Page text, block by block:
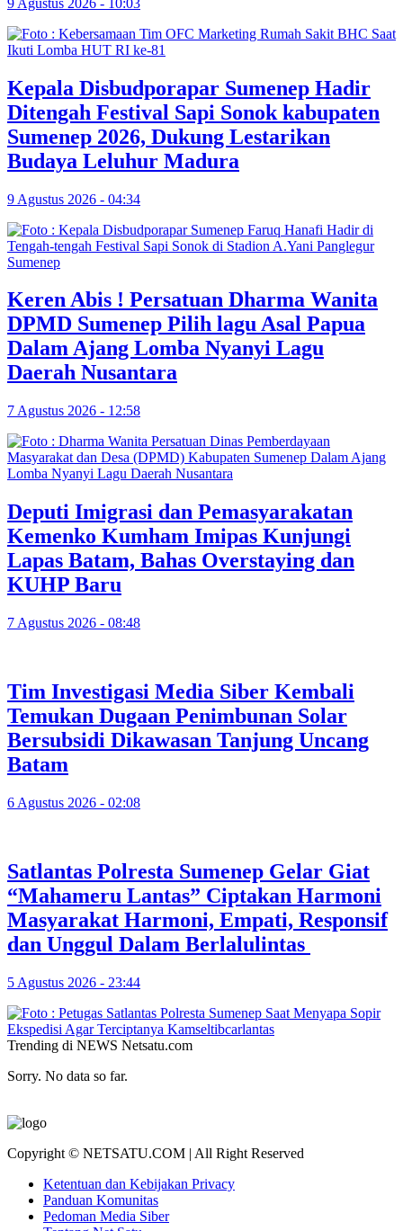
Kepala Disbudporapar Sumenep Hadir
Ditengah Festival Sapi Sonok kabupaten
Sumenep 2026, Dukung Lestarikan
Budaya Leluhur Madura
9 Agustus 2026 - 04:34
Keren Abis ! Persatuan Dharma Wanita
DPMD Sumenep Pilih lagu Asal Papua
Dalam Ajang Lomba Nyanyi Lagu
Daerah Nusantara
7 Agustus 2026 - 12:58
Deputi Imigrasi dan Pemasyarakatan
Kemenko Kumham Imipas Kunjungi
Lapas Batam, Bahas Overstaying dan
KUHP Baru
7 Agustus 2026 - 08:48
Tim Investigasi Media Siber Kembali
Temukan Dugaan Penimbunan Solar
Bersubsidi Dikawasan Tanjung Uncang
Batam
6 Agustus 2026 - 02:08
Satlantas Polresta Sumenep Gelar Giat
“Mahameru Lantas” Ciptakan Harmoni
Masyarakat Harmoni, Empati, Responsif
dan Unggul Dalam Berlalulintas
5 Agustus 2026 - 23:44
Trending di NEWS Netsatu.com
Sorry. No data so far.
Copyright © NETSATU.COM | All Right Reserved
Ketentuan dan Kebijakan Privacy
Panduan Komunitas
Pedoman Media Siber